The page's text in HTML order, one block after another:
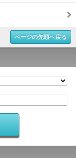
ページの先頭へ戻る